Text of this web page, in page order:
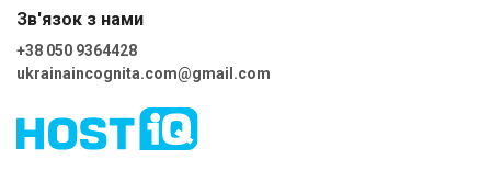
Зв'язок з нами
+38 050 9364428
ukrainaincognita.com@gmail.com